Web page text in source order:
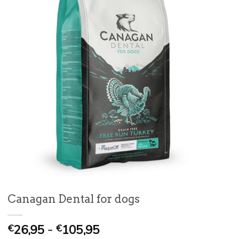
Canagan Dental for dogs
€26,95 - €105,95Prijsklasse: